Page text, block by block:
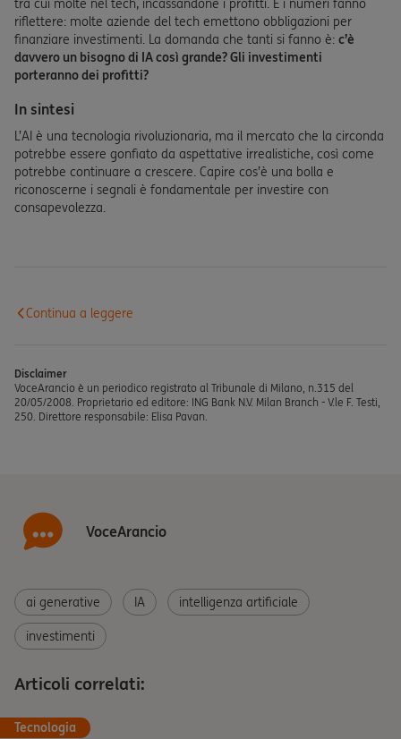
tra cui molte nel tech, incassandone i profitti. E i numeri fanno
riflettere: molte aziende del tech emettono obbligazioni per
finanziare investimenti. La domanda che tanti si fanno è: c’è
davvero un bisogno di IA così grande? Gli investimenti
porteranno dei profitti?
In sintesi
L’AI è una tecnologia rivoluzionaria, ma il mercato che la circonda
potrebbe essere gonfiato da aspettative irrealistiche, così come
potrebbe continuare a crescere. Capire cos’è una bolla e
riconoscerne i segnali è fondamentale per investire con
consapevolezza.
Continua a leggere
Disclaimer
VoceArancio è un periodico registrato al Tribunale di Milano, n.315 del
20/05/2008. Proprietario ed editore: ING Bank N.V. Milan Branch - V.le F. Testi,
250. Direttore responsabile: Elisa Pavan.
VoceArancio
ai generative IA intelligenza artificiale
investimenti
Articoli correlati:
Tecnologia